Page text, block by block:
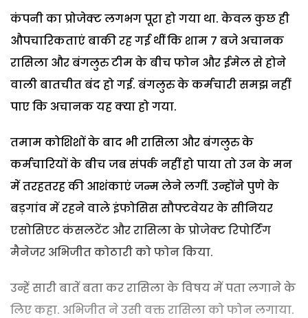
कंपनी का प्रोजेक्ट लगभग पूरा हो गया था. केवल कुछ ही
औपचारिकताएं बाकी रह गई थीं कि शाम 7 बजे अचानक
रासिला और बंगलुरु टीम के बीच फोन और ईमेल से होने
वाली बातचीत बंद हो गई. बंगलुरु के कर्मचारी समझ नहीं
पाए कि अचानक यह क्या हो गया.
तमाम कोशिशों के बाद भी रासिला और बंगलुरु के
कर्मचारियों के बीच जब संपर्क नहीं हो पाया तो उन के मन
में तरहतरह की आशंकाएं जन्म लेने लगीं. उन्होंने पुणे के
बड़गांव में रहने वाले इंफोसिस सौफ्टवेयर के सीनियर
एसोसिएट कंसलटेंट और रासिला के प्रोजेक्ट रिपोर्टिंग
मैनेजर अभिजीत कोठारी को फोन किया.
उन्हें सारी बातें बता कर रासिला के विषय में पता लगाने के
लिए कहा. अभिजीत ने उसी वक्त रासिला को फोन लगाया.